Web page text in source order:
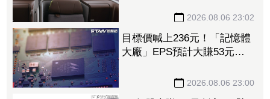
2026.08.06 23:02
目標價喊上236元！「記憶體
大廠」EPS預計大賺53元
2026.08.06 23:00